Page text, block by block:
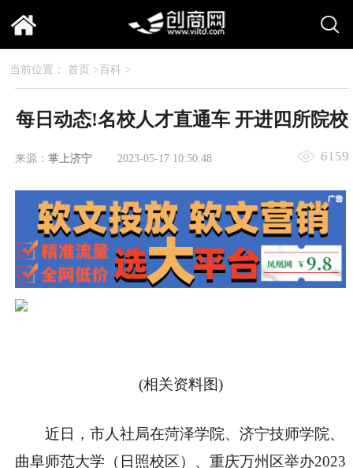
当前位置： 首页 >百科 >
每日动态!名校人才直通车 开进四所院校
来源： 掌上济宁 2023-05-17 10:50:48 6159
(相关资料图)
近日，市人社局在菏泽学院、济宁技师学院、
曲阜师范大学（日照校区）、重庆万州区举办2023